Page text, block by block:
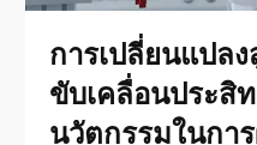
การเปลี่ยนแปล
ขับเคลื่อนประสิ
นวัตกรรมในกา